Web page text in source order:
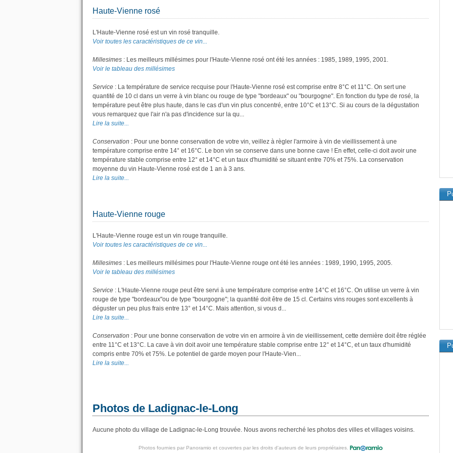
Haute-Vienne rosé
L'Haute-Vienne rosé est un vin rosé tranquille.
Voir toutes les caractéristiques de ce vin...
Millesimes : Les meilleurs millésimes pour l'Haute-Vienne rosé ont été les années : 1985, 1989, 1995, 2001.
Voir le tableau des millésimes
Service : La température de service recquise pour l'Haute-Vienne rosé est comprise entre 8°C et 11°C. On sert une
quantité de 10 cl dans un verre à vin blanc ou rouge de type "bordeaux" ou "bourgogne". En fonction du type de rosé, la
température peut être plus haute, dans le cas d'un vin plus concentré, entre 10°C et 13°C. Si au cours de la dégustation
vous remarquez que l'air n'a pas d'incidence sur la qu...
Lire la suite...
Conservation : Pour une bonne conservation de votre vin, veillez à règler l'armoire à vin de vieillissement à une
température comprise entre 14° et 16°C. Le bon vin se conserve dans une bonne cave ! En effet, celle-ci doit avoir une
température stable comprise entre 12° et 14°C et un taux d'humidité se situant entre 70% et 75%. La conservation
moyenne du vin Haute-Vienne rosé est de 1 an à 3 ans.
Lire la suite...
Haute-Vienne rouge
L'Haute-Vienne rouge est un vin rouge tranquille.
Voir toutes les caractéristiques de ce vin...
Millesimes : Les meilleurs millésimes pour l'Haute-Vienne rouge ont été les années : 1989, 1990, 1995, 2005.
Voir le tableau des millésimes
Service : L'Haute-Vienne rouge peut être servi à une température comprise entre 14°C et 16°C. On utilise un verre à vin
rouge de type "bordeaux"ou de type "bourgogne"; la quantité doit être de 15 cl. Certains vins rouges sont excellents à
déguster un peu plus frais entre 13° et 14°C. Mais attention, si vous d...
Lire la suite...
Conservation : Pour une bonne conservation de votre vin en armoire à vin de vieillissement, cette dernière doit être réglée
entre 11°C et 13°C. La cave à vin doit avoir une température stable comprise entre 12° et 14°C, et un taux d'humidité
compris entre 70% et 75%. Le potentiel de garde moyen pour l'Haute-Vien...
Lire la suite...
Photos de Ladignac-le-Long
Aucune photo du village de Ladignac-le-Long trouvée. Nous avons recherché les photos des villes et villages voisins.
Photos fournies par Panoramio et couvertes par les droits d'auteurs de leurs propriétaires.